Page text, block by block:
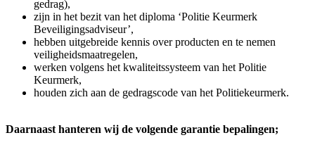
gedrag),
zijn in het bezit van het diploma ‘Politie Keurmerk
Beveiligingsadviseur’,
hebben uitgebreide kennis over producten en te nemen
veiligheidsmaatregelen,
werken volgens het kwaliteitssysteem van het Politie
Keurmerk,
houden zich aan de gedragscode van het Politiekeurmerk.
Daarnaast hanteren wij de volgende garantie bepalingen;